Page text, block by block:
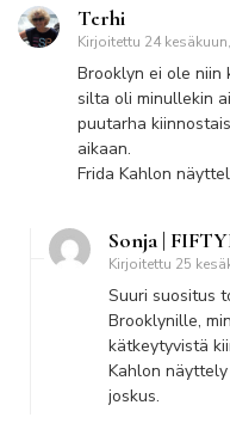
Terhi
Kirjoitettu 24
Brooklyn ei ole niin
silta oli minullekin
puutarha
aikaan.
Frida Kahlon
Sonja |
Kirjoitettu 25
Suuri suositus
Brooklynille,
kätkeytyvistä
Kahlon
joskus.